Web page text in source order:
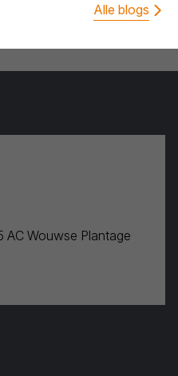
Alle blogs
AC Wouwse Plantage